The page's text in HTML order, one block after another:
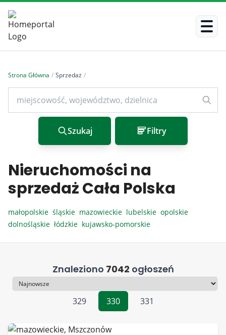
Strona Główna / Sprzedaż /
Szukaj Filtry
Nieruchomości na
sprzedaż Cała Polska
małopolskie śląskie mazowieckie lubelskie opolskie
dolnośląskie łódzkie kujawsko-pomorskie
Znaleziono 7042 ogłoszeń
Sortowanie
329
330 331